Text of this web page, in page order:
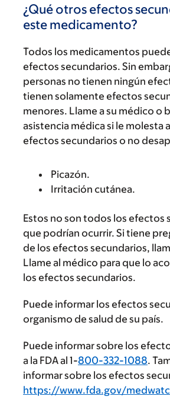
¿Qué otros efectos
este medicamento?
Todos los medicamentos
efectos secundarios. Sin
personas no tienen ningún
tienen solamente efectos
menores. Llame a su médico o
asistencia médica si le molesta
efectos secundarios o no
Picazón.
Irritación cutánea.
Estos no son todos los efectos
que podrían ocurrir. Si tiene
de los efectos secundarios,
Llame al médico para que lo
los efectos secundarios.
Puede informar los efectos
organismo de salud de su país.
Puede informar sobre los
a la FDA al 1-800-332-1088.
informar sobre los efectos
https://www.fda.gov/